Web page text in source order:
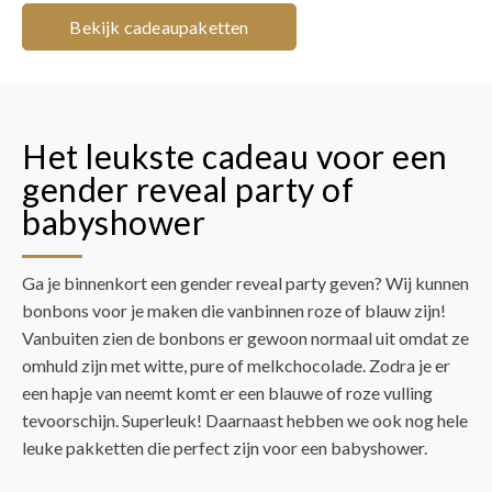
Bekijk cadeaupaketten
Het leukste cadeau voor een
gender reveal party of
babyshower
Ga je binnenkort een gender reveal party geven? Wij kunnen
bonbons voor je maken die vanbinnen roze of blauw zijn!
Vanbuiten zien de bonbons er gewoon normaal uit omdat ze
omhuld zijn met witte, pure of melkchocolade. Zodra je er
een hapje van neemt komt er een blauwe of roze vulling
tevoorschijn. Superleuk! Daarnaast hebben we ook nog hele
leuke pakketten die perfect zijn voor een babyshower.